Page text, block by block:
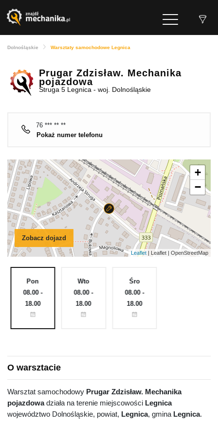
Dolnośląskie Warsztaty samochodowe Legnica
Prugar Zdzisław. Mechanika
pojazdowa
Struga 5 Legnica - woj. Dolnośląskie
76 *** ** **
Pokaż numer telefonu
Zobacz dojazd
+
−
Leaflet | Leaflet | OpenStreetMap
Pon
08.00 -
18.00
Wto
08.00 -
18.00
Śro
08.00 -
18.00
O warsztacie
Warsztat samochodowy Prugar Zdzisław. Mechanika
pojazdowadziała na terenie miejscowości Legnica
województwo Dolnośląskie, powiat, Legnica, gmina Legnica.